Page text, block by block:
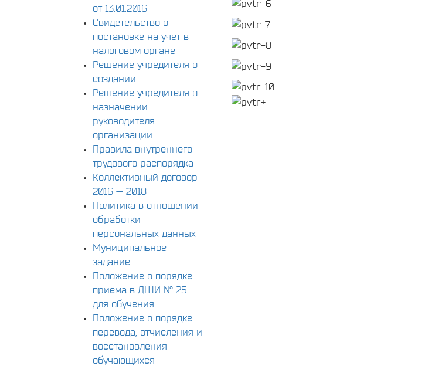
от 13.01.2016
Свидетельство о
постановке на учет в
налоговом органе
Решение учредителя о
создании
Решение учредителя о
назначении
руководителя
организации
Правила внутреннего
трудового распорядка
Коллективный договор
2016 — 2018
Политика в отношении
обработки
персональных данных
Муниципальное
задание
Положение о порядке
приема в ДШИ № 25
для обучения
Положение о порядке
перевода, отчисления и
восстановления
обучающихся